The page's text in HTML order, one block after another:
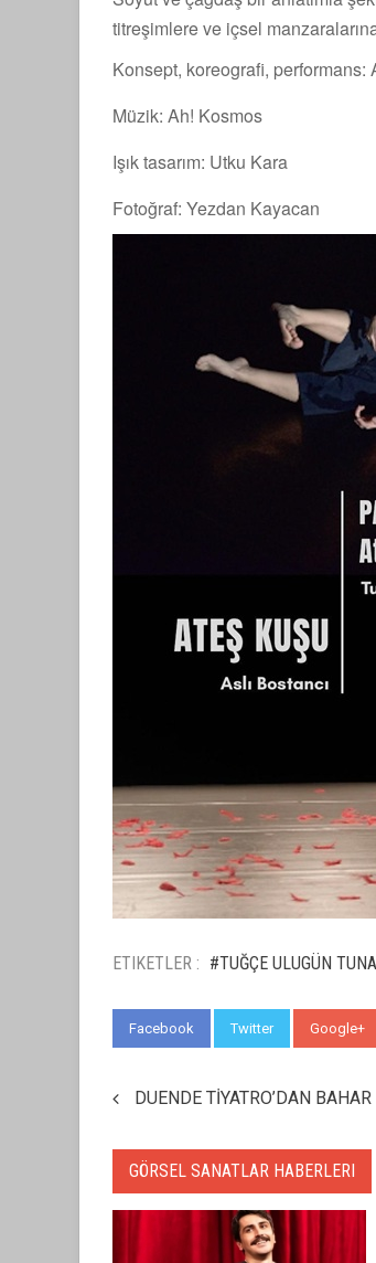
titreşimlere ve içsel manzaralarına
Konsept, koreografi, performans:
Müzik: Ah! Kosmos
Işık tasarım: Utku Kara
Fotoğraf: Yezdan Kayacan
ETIKETLER : #TUĞÇE ULUGÜN TUNA
Facebook Twitter Google+
DUENDE TİYATRO’DAN
GÖRSEL SANATLAR HABERLERI